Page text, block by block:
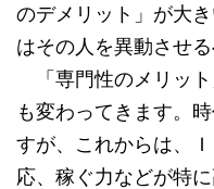
のデメリット」が大
はその人を異動させ
「専門性のメリッ
も変わってきます。
すが、これからは、
応、稼ぐ力などが特